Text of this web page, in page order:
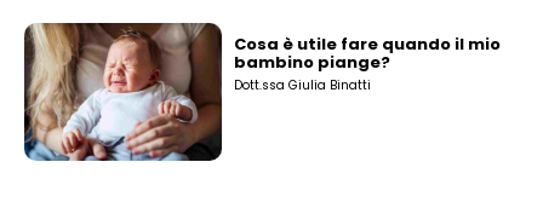
Cosa è utile fare quando il mio
bambino piange?
Dott.ssa Giulia Binatti